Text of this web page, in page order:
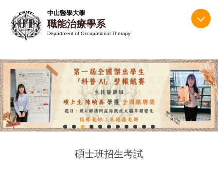
到
主
中山醫學大學
職能治療學系
Department of Occupational Therapy
碩士班招生考試